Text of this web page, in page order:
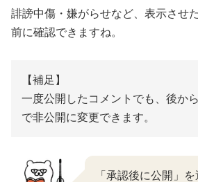
誹謗中傷・嫌がらせなど、表示させ
前に確認できますね。
【補足】
一度公開したコメントでも、後か
で非公開に変更できます。
「承認後に公開」